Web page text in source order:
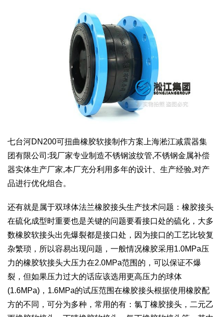
七台河DN200可扭曲橡胶软接制作方案上海淞江减震器集
团有限公司:我厂家专业制造不锈钢波纹管,不锈钢金属补偿
器实体生产厂家,本厂充分利用多年的设计、生产经验,对产
品进行优化组合。
还有就是属于双球体法兰橡胶接头生产技术问题：橡胶接头
在硫化成型时重要也是关键的问题要看接口处的硫化，大多
数橡胶软接头出先爆裂都是接口处，因为接口的工艺比较复
杂繁琐，所以容易出现问题，一般情况橡胶采用1.0MPa压
力的橡胶软接头大压力在2.0MPa范围的，可以保证不爆
裂，但如果压力过大的话应该选用更高压力的球体
(1.6MPa)，1.6MPa的试压范围在橡胶接头根据使用橡胶配
方的不同，可分为多种，常用的有：氯丁橡胶接头，二元乙